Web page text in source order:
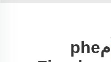
مphe